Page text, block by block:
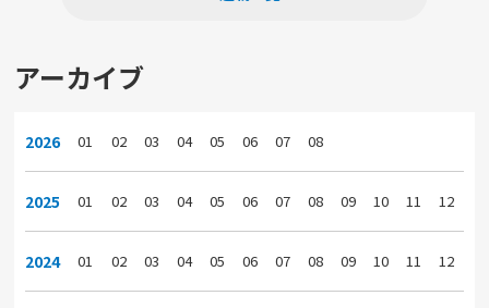
アーカイブ
2026 01 02 03 04 05 06 07 08
2025 01 02 03 04 05 06 07 08 09 10 11 12
2024 01 02 03 04 05 06 07 08 09 10 11 12